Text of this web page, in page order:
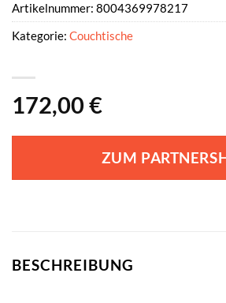
172,00 €
ZUM
Artikelnummer: 8004369978217
Kategorie: Couchtische
BESCHREIBUNG